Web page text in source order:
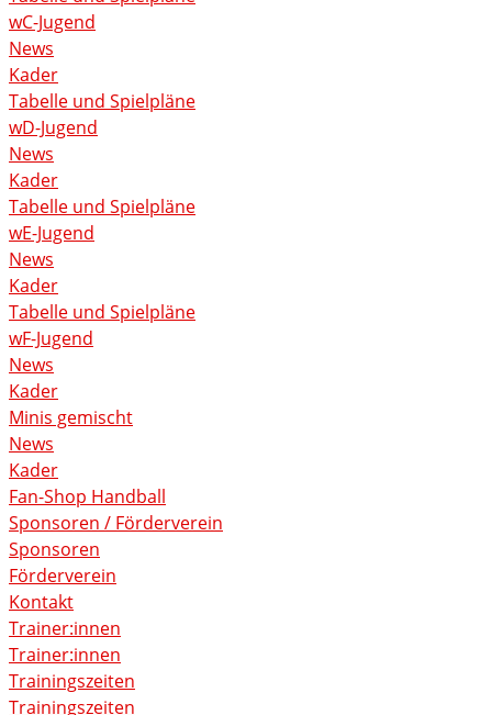
wC-Jugend
News
Kader
Tabelle und Spielpläne
wD-Jugend
News
Kader
Tabelle und Spielpläne
wE-Jugend
News
Kader
Tabelle und Spielpläne
wF-Jugend
News
Kader
Minis gemischt
News
Kader
Fan-Shop Handball
Sponsoren / Förderverein
Sponsoren
Förderverein
Kontakt
Trainer:innen
Trainer:innen
Trainingszeiten
Trainingszeiten